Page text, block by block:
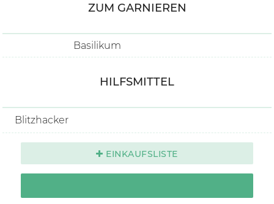
ZUM GARNIEREN
Basilikum
HILFSMITTEL
Blitzhacker
EINKAUFSLISTE